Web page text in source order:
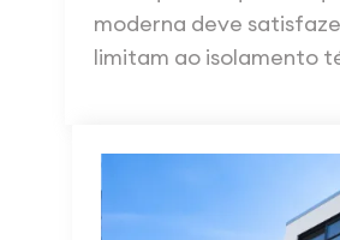
moderna deve
limitam ao isolamento